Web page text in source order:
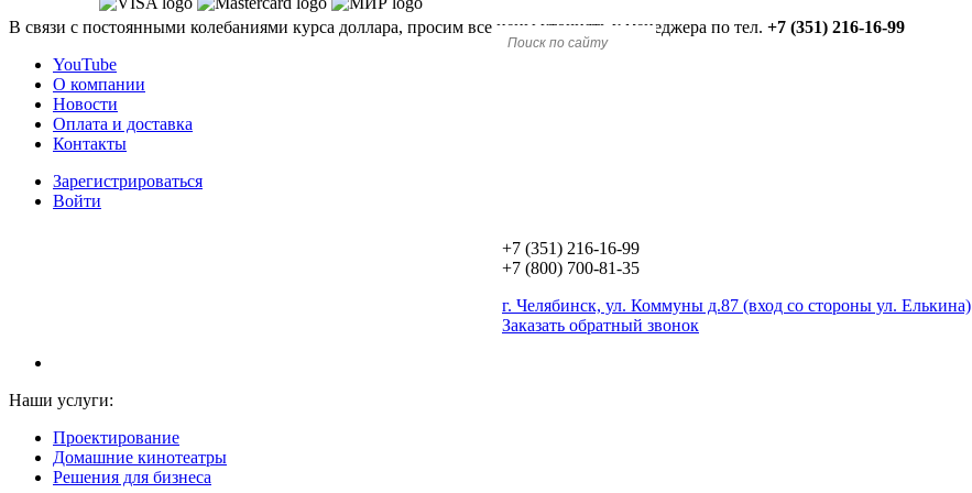
В связи с постоянными колебаниями курса доллара, просим все цены уточнять у менеджера по тел. +7 (351) 216-16-99
YouTube
О компании
Новости
Оплата и доставка
Контакты
Зарегистрироваться
Войти
+7 (351) 216-16-99
+7 (800) 700-81-35
г. Челябинск, ул. Коммуны д.87 (вход со стороны ул. Елькина)
Заказать обратный звонок
Наши услуги:
Проектирование
Домашние кинотеатры
Решения для бизнеса